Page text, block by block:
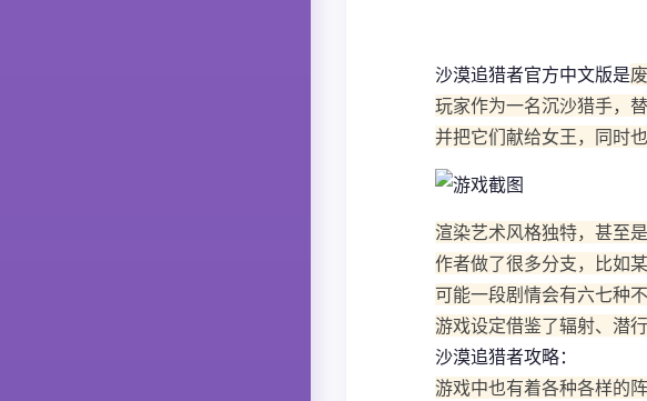
沙漠追猎者官方中文版是
玩家作为一名沉沙猎手，
并把它们献给女王，同时
渲染艺术风格独特，甚至
作者做了很多分支，比如
可能一段剧情会有六七种
游戏设定借鉴了辐射、潜
沙漠追猎者攻略：
游戏中也有着各种各样的